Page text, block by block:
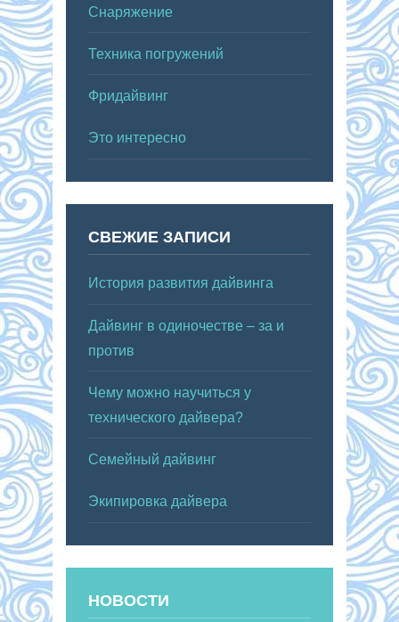
Снаряжение
Техника погружений
Фридайвинг
Это интересно
СВЕЖИЕ ЗАПИСИ
История развития дайвинга
Дайвинг в одиночестве – за и
против
Чему можно научиться у
технического дайвера?
Семейный дайвинг
Экипировка дайвера
НОВОСТИ